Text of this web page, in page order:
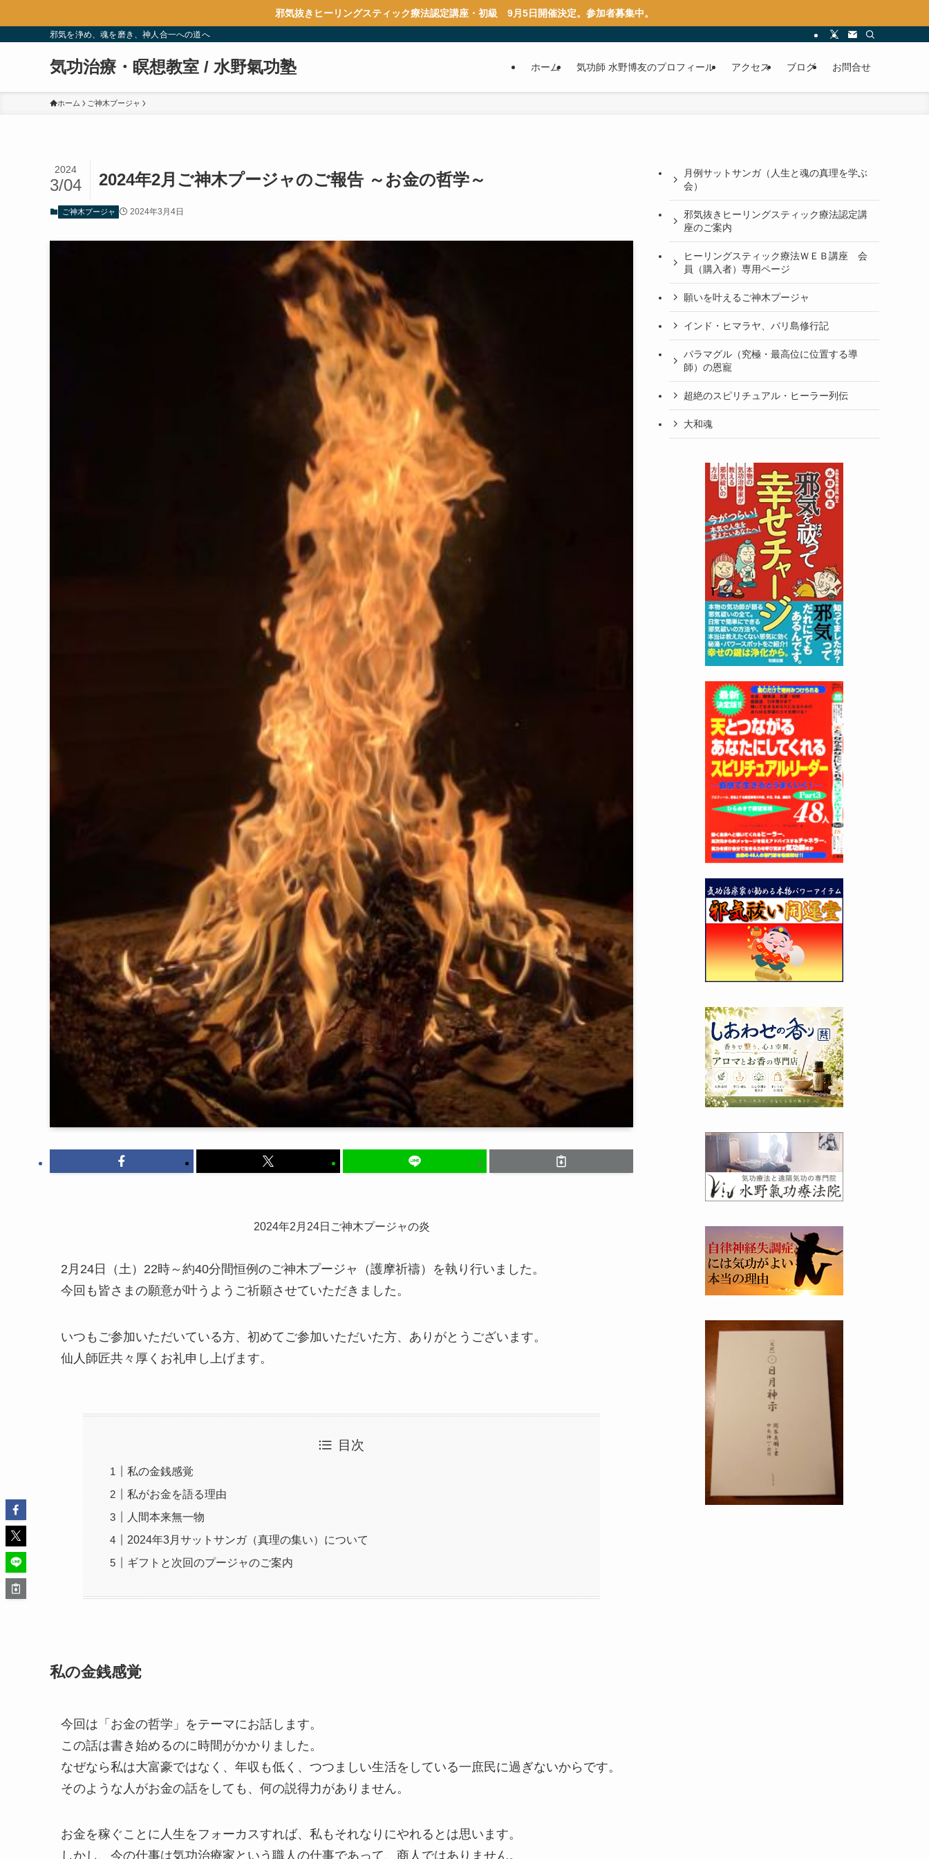
邪気抜きヒーリングスティック療法認定講座・初級 9月5日開催決定。参加者募集中。
邪気を浄め、魂を磨き、神人合一への道へ
気功治療・瞑想教室 / 水野氣功塾 ホーム 気功師 水野博友のプロフィール アクセス ブログ お問合せ
ホーム ご神木プージャ
2024年2月ご神木プージャのご報告 ～お金の哲学～
2024
3/04
ご神木プージャ 2024年3月4日
2024年2月24日ご神木プージャの炎
2月24日（土）22時～約40分間恒例のご神木プージャ（護摩祈禱）を執り行いました。
今回も皆さまの願意が叶うようご祈願させていただきました。
いつもご参加いただいている方、初めてご参加いただいた方、ありがとうございます。
仙人師匠共々厚くお礼申し上げます。
目次
私の金銭感覚
私がお金を語る理由
人間本来無一物
2024年3月サットサンガ（真理の集い）について
ギフトと次回のプージャのご案内
私の金銭感覚
今回は「お金の哲学」をテーマにお話します。
この話は書き始めるのに時間がかかりました。
なぜなら私は大富豪ではなく、年収も低く、つつましい生活をしている一庶民に過ぎないからです。
そのような人がお金の話をしても、何の説得力がありません。
お金を稼ぐことに人生をフォーカスすれば、私もそれなりにやれるとは思います。
しかし、今の仕事は気功治療家という職人の仕事であって、商人ではありません。
月例サットサンガ（人生と魂の真理を学ぶ
会）
邪気抜きヒーリングスティック療法認定講
座のご案内
ヒーリングスティック療法ＷＥＢ講座 会
員（購入者）専用ページ
願いを叶えるご神木プージャ
インド・ヒマラヤ、バリ島修行記
パラマグル（究極・最高位に位置する導
師）の恩寵
超絶のスピリチュアル・ヒーラー列伝
大和魂